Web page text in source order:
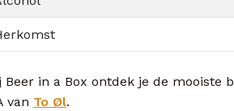
Beer in a Box ontdek je de mooiste
van To Øl.